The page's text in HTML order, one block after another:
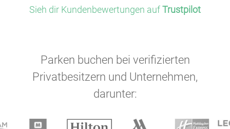
Sieh dir Kundenbewertungen aufTrustpilot
Parken buchen bei verifizierten
Privatbesitzern und Unternehmen,
darunter: